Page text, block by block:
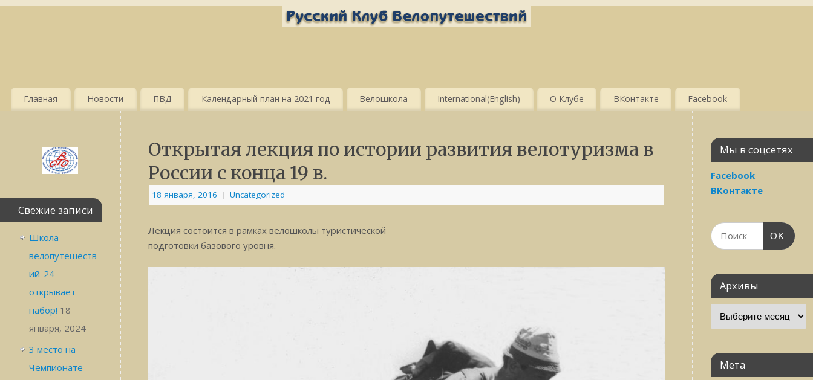
Главная Новости ПВД Календарный план на 2021 год Велошкола International(English) О Клубе ВКонтакте Facebook
Открытая лекция по истории развития велотуризма в
России с конца 19 в.
18 января, 2016 | Uncategorized
Лекция состоится в рамках велошколы туристической
подготовки базового уровня.
Свежие записи
Школа
велопутешеств
ий-24
открывает
набор! 18
января, 2024
3 место на
Чемпионате
Мы в соцсетях
Facebook
ВКонтакте
OK
Архивы
Мета